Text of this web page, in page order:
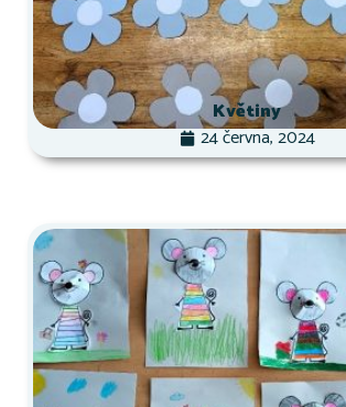
Květiny
24 června, 2024